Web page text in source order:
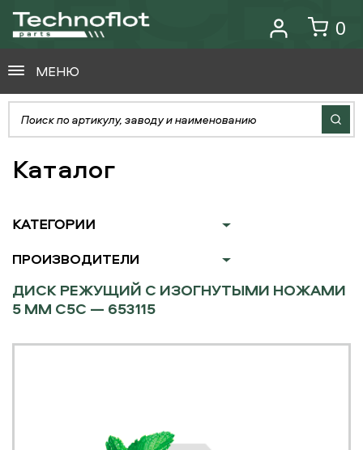
0
МЕНЮ
Каталог
КАТЕГОРИИ
ПРОИЗВОДИТЕЛИ
ДИСК РЕЖУЩИЙ С ИЗОГНУТЫМИ НОЖАМИ
5 ММ C5C — 653115